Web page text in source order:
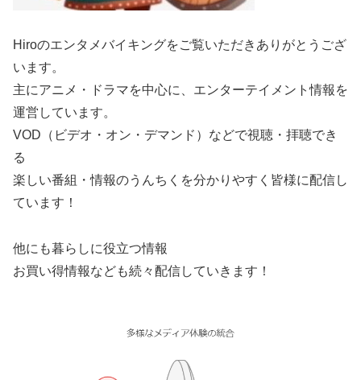
Hiroのエンタメバイキングをご覧いただきありがとうござ
います。
主にアニメ・ドラマを中心に、エンターテイメント情報を
運営しています。
VOD（ビデオ・オン・デマンド）などで視聴・拝聴でき
る
楽しい番組・情報のうんちくを分かりやすく皆様に配信し
ています！
他にも暮らしに役立つ情報
お買い得情報なども続々配信していきます！